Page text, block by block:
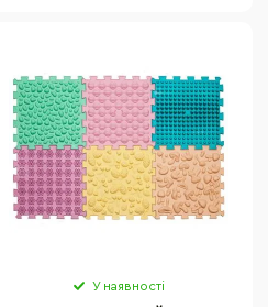
У наявності